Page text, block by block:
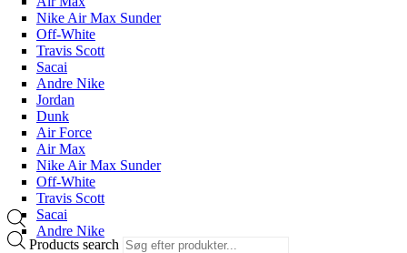
Nike Air Max Sunder
Off-White
Travis Scott
Sacai
Andre Nike
Jordan
Dunk
Air Force
Air Max
Nike Air Max Sunder
Off-White
Travis Scott
Sacai
Andre Nike
Products search